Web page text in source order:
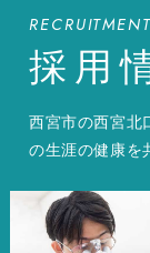
RECRUITMENT
採用
西宮市の西宮北
の生涯の健康を